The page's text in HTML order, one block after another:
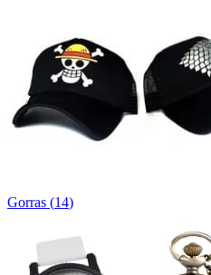
Gorras (14)